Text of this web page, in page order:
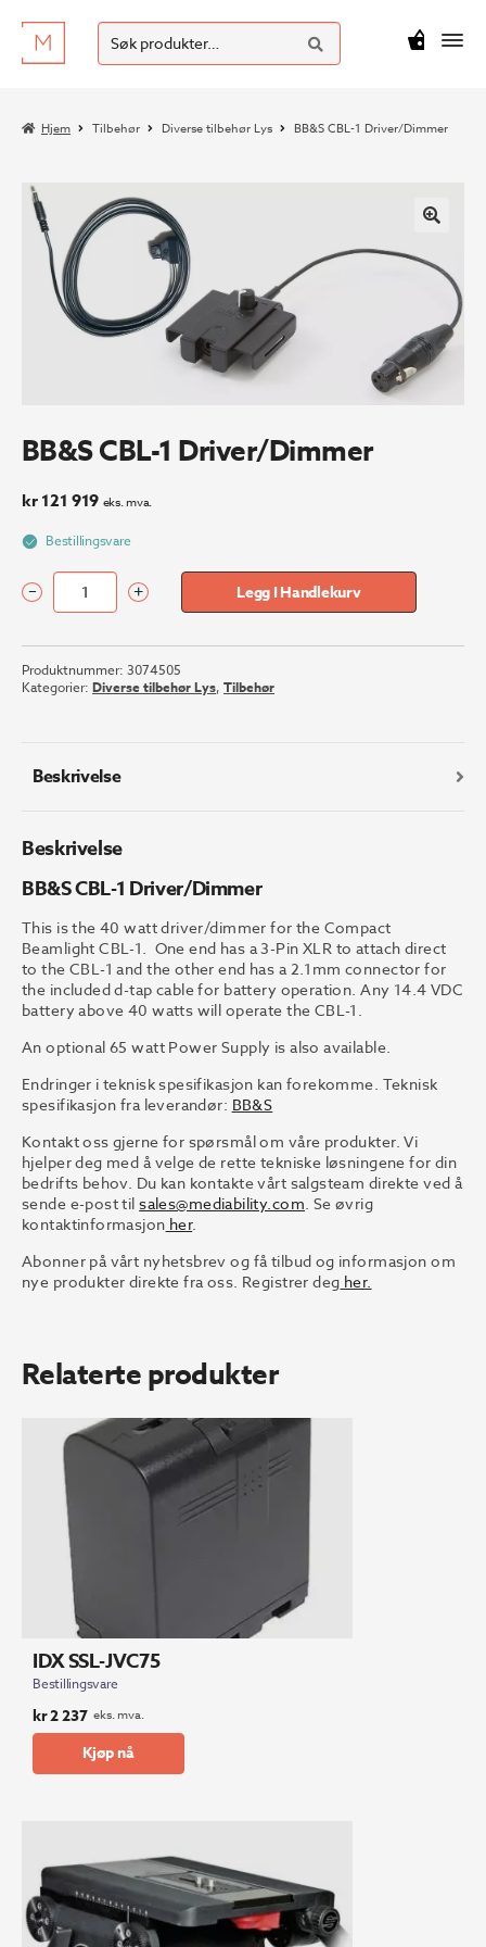
Hopp
til
Hopp
til
Søk
etter:
SØK
kr0
Hjem Tilbehør Diverse tilbehør Lys BB&S CBL-1 Driver/Dimmer
BB&S CBL-1 Driver/Dimmer
kr121 919 eks. mva.
Bestillingsvare
BB&S
1
Driver/Dimmer
antall
– + Legg I Handlekurv
Produktnummer: 3074505
Kategorier: Diverse tilbehør Lys, Tilbehør
Beskrivelse
Beskrivelse
BB&S CBL-1 Driver/Dimmer
This is the 40 watt driver/dimmer for the Compact
Beamlight CBL-1. One end has a 3-Pin XLR to attach direct
to the CBL-1 and the other end has a 2.1mm connector for
the included d-tap cable for battery operation. Any 14.4 VDC
battery above 40 watts will operate the CBL-1.
An optional 65 watt Power Supply is also available.
Endringer i teknisk spesifikasjon kan forekomme. Teknisk
spesifikasjon fra leverandør: BB&S
Kontakt oss gjerne for spørsmål om våre produkter. Vi
hjelper deg med å velge de rette tekniske løsningene for din
bedrifts behov. Du kan kontakte vårt salgsteam direkte ved å
sende e-post tilsales@mediability.com . Se øvrig
kontaktinformasjon her.
Abonner på vårt nyhetsbrev og få tilbud og informasjon om
nye produkter direkte fra oss. Registrer deg her.
Relaterte produkter
IDX SSL-JVC75
Bestillingsvare
kr2 237 eks. mva.
Kjøp nå